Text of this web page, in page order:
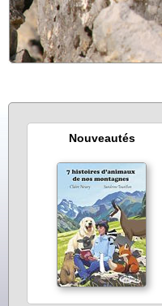
Nouveautés